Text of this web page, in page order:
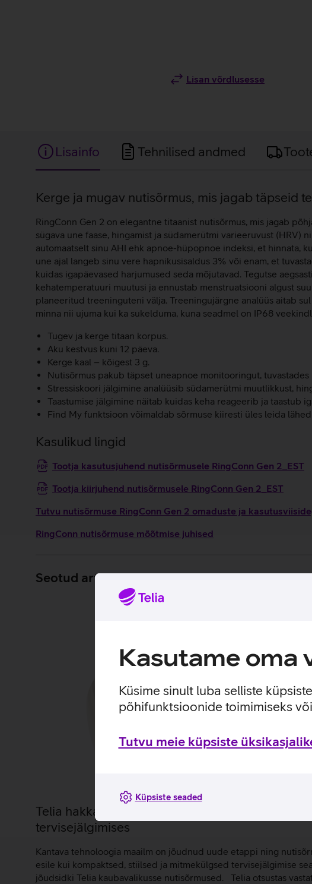
Kasutame oma
Küsime sinult luba selliste
põhifunktsioonide toimimiseks
Tutvu meie küpsiste
Küpsiste seaded
Lisan võrdlusesse
Lisainfo Tehnilised andmed
Lisainfo
Kerge ja mugav nutisõrmus, mis jagab täpseid
RingConn Gen 2 on elegantne titaanist nutisõrmus, mis jagab
sügava une faase, hingamist ja südamerütmi varieeruvust (HRV)
automaatselt sinu AHI ehk apnoe-hüpopnoe indeksi, et hinnata,
une ajal langeb sinu vere hapnikusisaldus 3% või enam, et
kuidas igapäevased harjumused seda mõjutavad. Tegutse
kehatemperatuuri muutusi ja ennustab menstruatsiooni algust
planeeritud treeninguteni välja. Treeningujärgne analüüs aitab
minna nii ujuma kui ka sukelduma, kuna seadmel on IP68
Tugev ja kerge titaan korpus.
Aku kestvus kuni 12 päeva.
Kerge kaal – kõigest 3 g.
Nutisõrmus pakub täpset uneapnoe monitooringut,
Stressiskoori jälgimine analüüsib südamerütmi muutlikkust,
Taastumise jälgimine näitab kuidas keha reageerib ja taastub
Find My funktsioon võimaldab sõrmuse kiiresti üles leida
Kasulikud lingid
Tootja kasutusjuhend nutisõrmusele RingConn Gen 2_EST
Tootja kiirjuhend nutisõrmusele RingConn Gen 2_EST
Tutvu nutisõrmuse RingConn Gen 2 omaduste ja
RingConn nutisõrmuse mõõtmise juhised
Seotud artiklid ja videod
Telia hakkas Eestis nutisõrmuseid müüma: uus
tervisejälgimises
Kantava tehnoloogia maailm on jõudnud uude etappi ning
esile kui kompaktsed, stiilsed ja mitmekülgsed tervisejälgimise
jõudsidki Telia kaubavalikusse nutisõrmused. Telia otsustas